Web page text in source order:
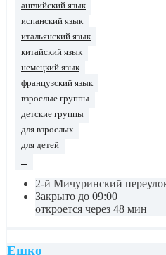
английский язык
испанский язык
итальянский язык
китайский язык
немецкий язык
французский язык
взрослые группы
детские группы
для взрослых
для детей
...
2-й Мичуринский
Закрыто до 09:00
откроется через 48 мин
Ешко